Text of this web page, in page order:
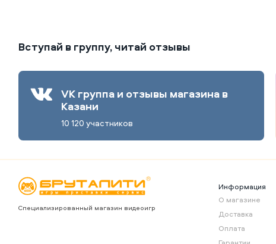
Вступай в группу, читай отзывы
VK группа и отзывы магазина в
Казани
10 120 участников
Специализированный магазин видеоигр
Информация
О магазине
Доставка
Оплата